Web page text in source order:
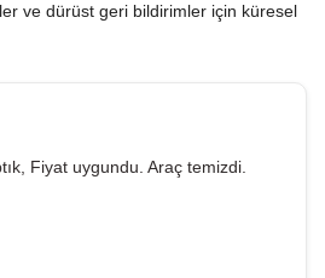
ve dürüst geri bildirimler için küresel
Fiyat uygundu. Araç temizdi.